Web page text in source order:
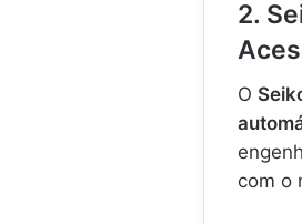
2.
O
com o